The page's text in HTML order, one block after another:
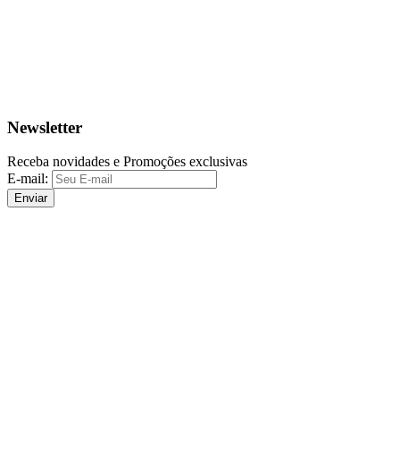
Newsletter
Receba novidades e Promoções exclusivas
E-mail:
Enviar